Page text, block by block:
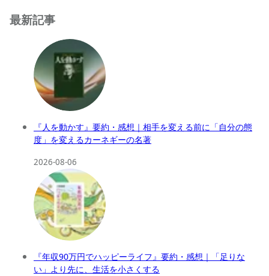
最新記事
『人を動かす』要約・感想｜相手を変える前に「自分の態
度」を変えるカーネギーの名著
2026-08-06
『年収90万円でハッピーライフ』要約・感想｜「足りな
い」より先に、生活を小さくする